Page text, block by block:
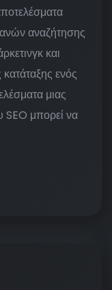
αναζήτησης
και
ενός
μιας
SEO μπορεί να